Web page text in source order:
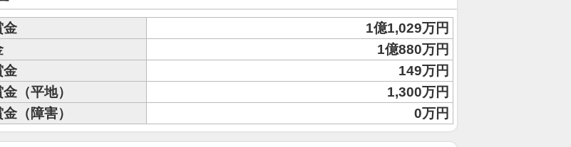
金
1億1,029万円
1億880万円
金
149万円
（平地）
1,300万円
（障害）
0万円